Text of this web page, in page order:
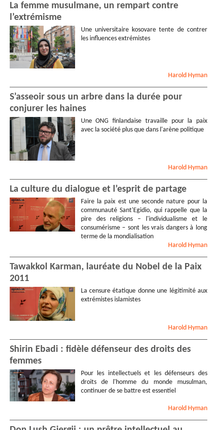
La femme musulmane, un rempart contre
l’extrémisme
Une universitaire kosovare tente de contrer
les influences extrémistes
Harold Hyman
S’asseoir sous un arbre dans la durée pour
conjurer les haines
Une ONG finlandaise travaille pour la paix
avec la société plus que dans l'arène politique
Harold Hyman
La culture du dialogue et l’esprit de partage
Faire la paix est une seconde nature pour la
communauté Sant'Egidio, qui rappelle que la
pire des religions – l'individualisme et le
consumérisme – sont les vrais dangers à long
terme de la mondialisation
Harold Hyman
Tawakkol Karman, lauréate du Nobel de la Paix
2011
La censure étatique donne une légitimité aux
extrémistes islamistes
Harold Hyman
Shirin Ebadi : fidèle défenseur des droits des
femmes
Pour les intellectuels et les défenseurs des
droits de l'homme du monde musulman,
continuer de se battre est essentiel
Harold Hyman